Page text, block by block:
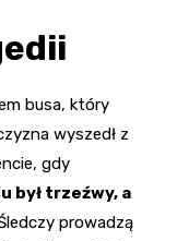
busa, który
wyszedł z
gdy
był trzeźwy, a
prowadzą